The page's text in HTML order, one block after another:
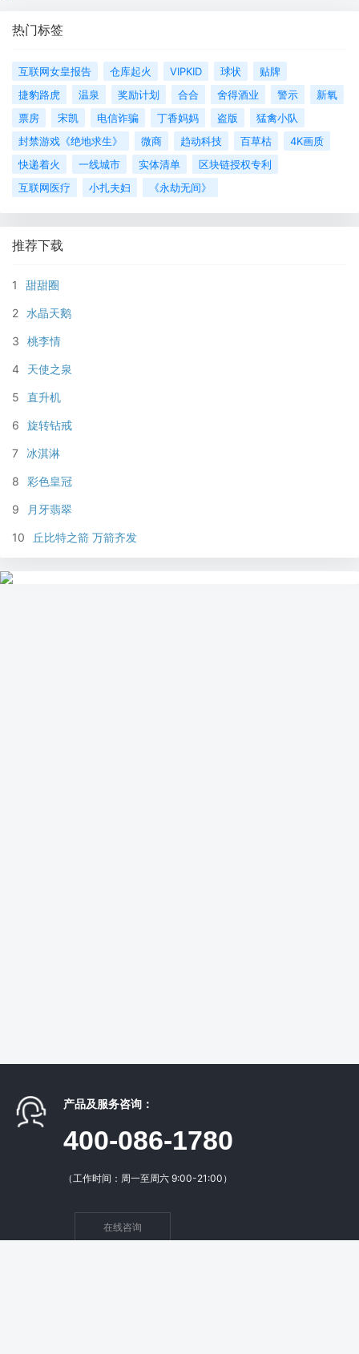
热门标签
互联网女皇报告 仓库起火 VIPKID 球状
贴牌
捷豹路虎
温泉 奖励计划 合合 舍得酒业 警示
新氧
票房
宋凯 电信诈骗 丁香妈妈 盗版
猛禽小队
封禁游戏《绝地求生》
微商 趋动科技 百草枯
4K画质
快递着火
一线城市 实体清单
区块链授权专利
互联网医疗
小扎夫妇 《永劫无间》
推荐下载
1 甜甜圈
2 水晶天鹅
3 桃李情
4 天使之泉
5 直升机
6 旋转钻戒
7 冰淇淋
8 彩色皇冠
9 月牙翡翠
10 丘比特之箭 万箭齐发
产品及服务咨询：
400-086-1780
（工作时间：周一至周六 9:00-21:00）
在线咨询